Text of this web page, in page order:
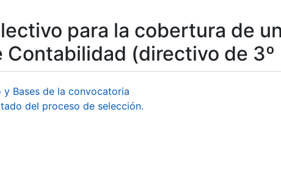
para la cobertura de
Contabilidad (directivo de 3º
y Bases de la convocatoria
del proceso de selección.